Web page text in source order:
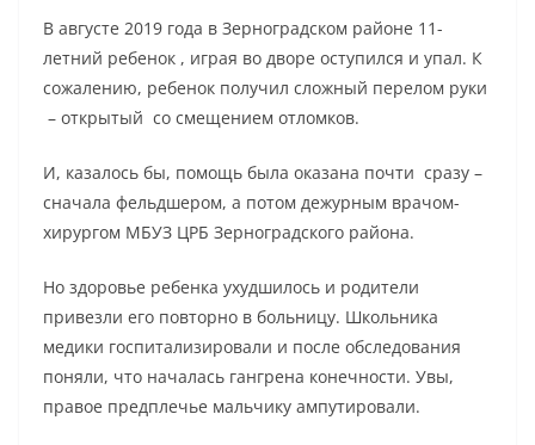
В августе 2019 года в Зерноградском районе 11-
летний ребенок , играя во дворе оступился и упал. К
сожалению, ребенок получил сложный перелом руки
– открытый со смещением отломков.
И, казалось бы, помощь была оказана почти сразу –
сначала фельдшером, а потом дежурным врачом-
хирургом МБУЗ ЦРБ Зерноградского района.
Но здоровье ребенка ухудшилось и родители
привезли его повторно в больницу. Школьника
медики госпитализировали и после обследования
поняли, что началась гангрена конечности. Увы,
правое предплечье мальчику ампутировали.